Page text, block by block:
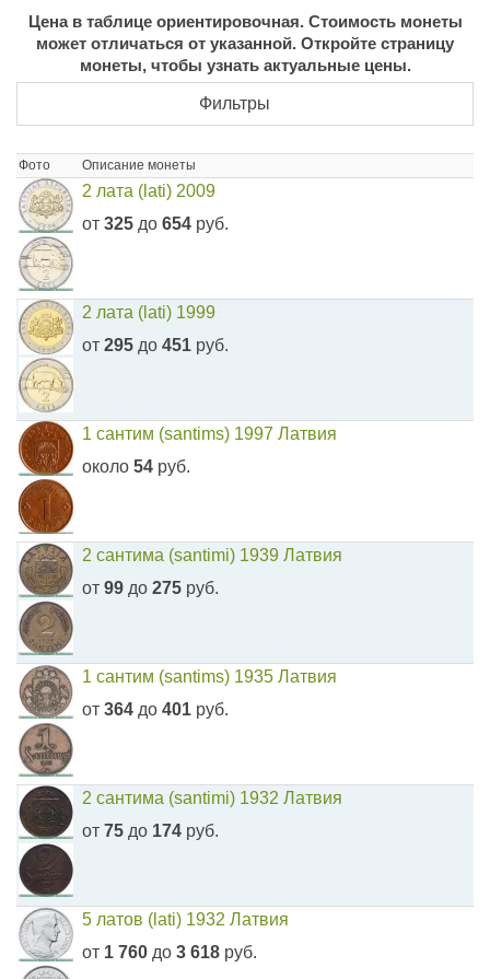
Цена в таблице ориентировочная. Стоимость монеты
может отличаться от указанной. Откройте страницу
монеты, чтобы узнать актуальные цены.
Фильтры
Фото Описание монеты
2 лата (lati) 2009
от 325 до 654 руб.
2 лата (lati) 1999
от 295 до 451 руб.
1 сантим (santims) 1997 Латвия
около 54 руб.
2 сантима (santimi) 1939 Латвия
от 99 до 275 руб.
1 сантим (santims) 1935 Латвия
от 364 до 401 руб.
2 сантима (santimi) 1932 Латвия
от 75 до 174 руб.
5 латов (lati) 1932 Латвия
от 1 760 до 3 618 руб.